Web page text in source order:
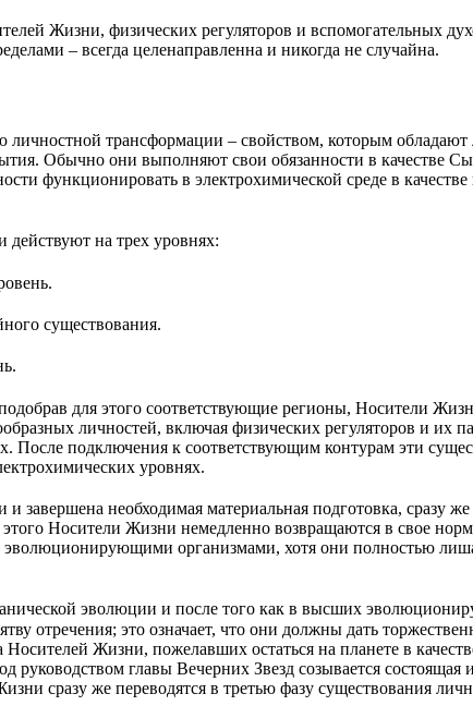
Жизни, физических регуляторов и вспомогательных
– всегда целенаправленна и никогда не случайна.
трансформации – свойством, которым
Обычно они выполняют свои обязанности в качестве
функционировать в электрохимической среде в
на трех уровнях:
существования.
для этого соответствующие регионы, Носители
личностей, включая физических регуляторов и их
После подключения к соответствующим контурам эти
уровнях.
завершена необходимая материальная подготовка, сразу
Носители Жизни немедленно возвращаются в свое
организмами, хотя они полностью
эволюции и после того как в высших
отречения; это означает, что они должны дать
Жизни, пожелавших остаться на планете в
руководством главы Вечерних Звезд созывается
сразу же переводятся в третью фазу существования